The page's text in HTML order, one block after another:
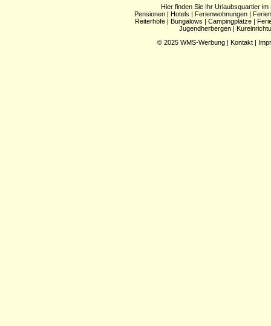
Hier finden Sie Ihr Urlaubsquartier im
Pensionen| Hotels | Ferienwohnungen|
Reiterhöfe | Bungalows | Campingplätze |
Jugendherbergen |
© 2025 WMS-Werbung | Kontakt |